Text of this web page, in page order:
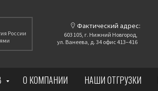
России
603 105, г. Нижний Новгород,
ул. Ванеева, д. 34 офис 413−416
Фактический адрес:
О КОМПАНИИ НАШИ ОТГРУЗКИ